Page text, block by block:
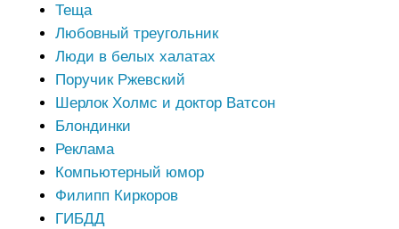
Теща
Любовный треугольник
Люди в белых халатах
Поручик Ржевский
Шерлок Холмс и доктор Ватсон
Блондинки
Реклама
Компьютерный юмор
Филипп Киркоров
ГИБДД